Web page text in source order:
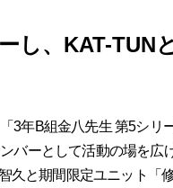
し、KAT-TUN
年B組金八先生 第5シリ
バーとして活動の場を広
久と期間限定ユニット「